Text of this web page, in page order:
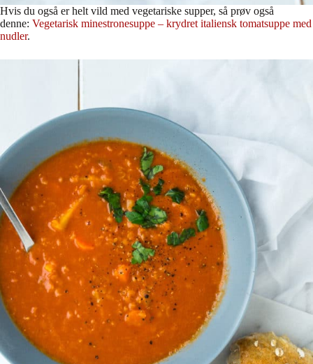
Hvis du også er helt vild med vegetariske supper, så prøv også
denne: Vegetarisk minestronesuppe – krydret italiensk tomatsuppe med
nudler.